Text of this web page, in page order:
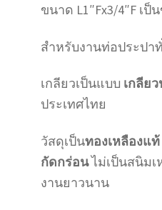
ขนาด L1″Fx3/4″F เ
สำหรับงานท่อประปา
เกลียวเป็นแบบ เกลียว
ประเทศไทย
วัสดุเป็นทองเหลืองแท้
กัดกร่อนไม่เป็นสนิมเ
งานยาวนาน